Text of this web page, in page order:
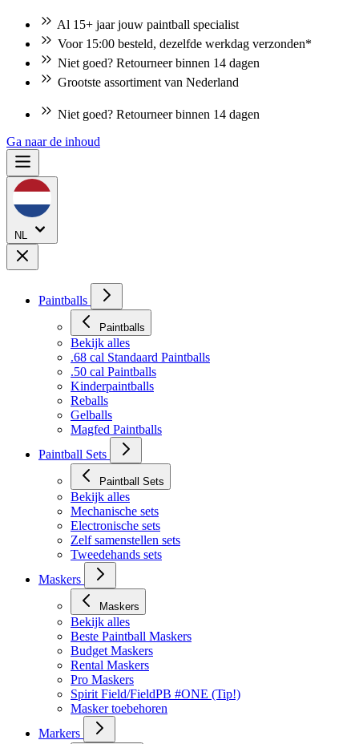
Al 15+ jaar jouw paintball specialist
Voor 15:00 besteld, dezelfde werkdag verzonden*
Niet goed? Retourneer binnen 14 dagen
Grootste assortiment van Nederland
Niet goed? Retourneer binnen 14 dagen
Ga naar de inhoud
NL
Paintballs
Paintballs
Bekijk alles
.68 cal Standaard Paintballs
.50 cal Paintballs
Kinderpaintballs
Reballs
Gelballs
Magfed Paintballs
Paintball Sets
Paintball Sets
Bekijk alles
Mechanische sets
Electronische sets
Zelf samenstellen sets
Tweedehands sets
Maskers
Maskers
Bekijk alles
Beste Paintball Maskers
Budget Maskers
Rental Maskers
Pro Maskers
Spirit Field/FieldPB #ONE (Tip!)
Masker toebehoren
Markers